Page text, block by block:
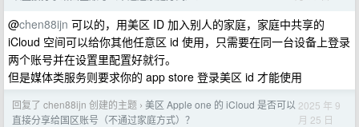
@chen88ijn 可以的，用美区 ID 加入别人的家庭，家庭中共享的
iCloud 空间可以给你其他任意区 id 使用，只需要在同一台设备上登录
两个账号并在设置里配置好就行。
但是媒体类服务则要求你的 app store 登录美区 id 才能使用
回复了 chen88ijn 创建的主题 › 美区 Apple one 的 iCloud 是否可以
直接分享给国区账号（不通过家庭方式）？
2025 年 9
月 25 日